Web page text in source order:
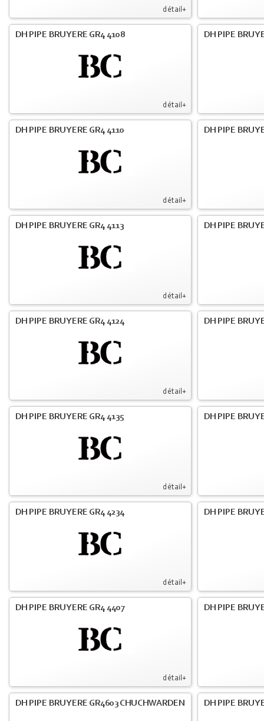
détail+
détail+
DH PIPE BRUYERE GR4 4108 DH PIPE
détail+
DH PIPE BRUYERE GR4 4110 DH PIPE
détail+
DH PIPE BRUYERE GR4 4113 DH PIPE
détail+
DH PIPE BRUYERE GR4 4124 DH PIPE
détail+
DH PIPE BRUYERE GR4 4135 DH PIPE
détail+
DH PIPE BRUYERE GR4 4234 DH PIPE
détail+
DH PIPE BRUYERE GR4 4407 DH PIPE
DH PIPE BRUYERE GR4603 CHUCHWARDEN DH PIPE